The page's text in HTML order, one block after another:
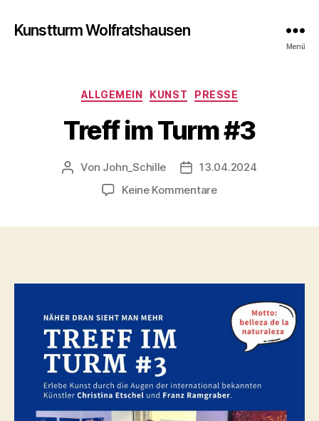
Kunstturm Wolfratshausen
Menü
Kategorien
ALLGEMEIN KUNST PRESSE
Treff im Turm #3
Beitragsautor
Von John_Schille Veröffentlichungsdatum
13.04.2024
Keine Kommentarezu